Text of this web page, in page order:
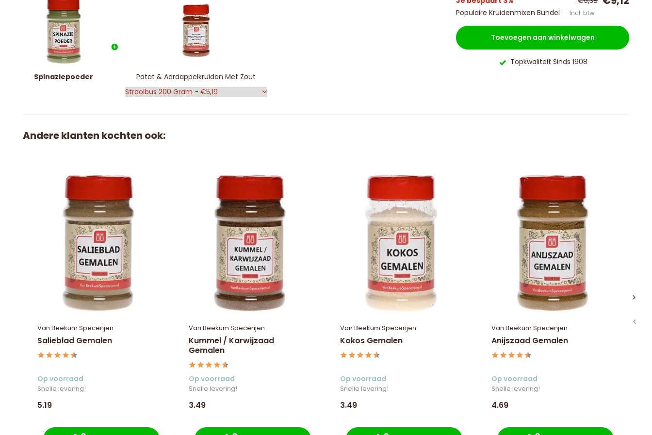
Spinaziepoeder Patat & Aardappelkruiden Met Zout
Populaire Kruidenmixen Bundel Incl. btw
Toevoegen aan winkelwagen
Topkwaliteit Sinds 1908
Andere klanten kochten ook:
Van Beekum Specerijen
Salieblad Gemalen
Op voorraad
Snelle levering!
5.19
Van Beekum Specerijen
Kummel / Karwijzaad
Gemalen
Op voorraad
Snelle levering!
3.49
Van Beekum Specerijen
Kokos Gemalen
Op voorraad
Snelle levering!
3.49
Van Beekum Specerijen
Anijszaad Gemalen
Op voorraad
Snelle levering!
4.69